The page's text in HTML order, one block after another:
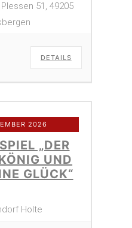
51, 49205
DETAILS
2026
„DER
UND
GLÜCK“
Holte